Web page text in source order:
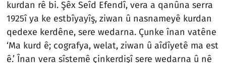
kurdan rê bi. Şêx Seîd Efendî, vera a qanûna serra
1925î ya ke estbîyayîş, ziwan û nasnameyê kurdan
qedexe kerdêne, sere wedarna. Çunke înan vatêne
‘Ma kurd ê; cografya, welat, ziwan û aîdîyetê ma est
ê.’ Înan vera sîstemê çinkerdişî sere wedarna û nê